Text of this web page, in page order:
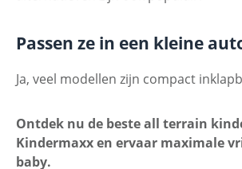
Passen ze in een kleine
Ja, veel modellen zijn compact
Ontdek nu de beste all terrain
Kindermaxx en ervaar maximale
baby.